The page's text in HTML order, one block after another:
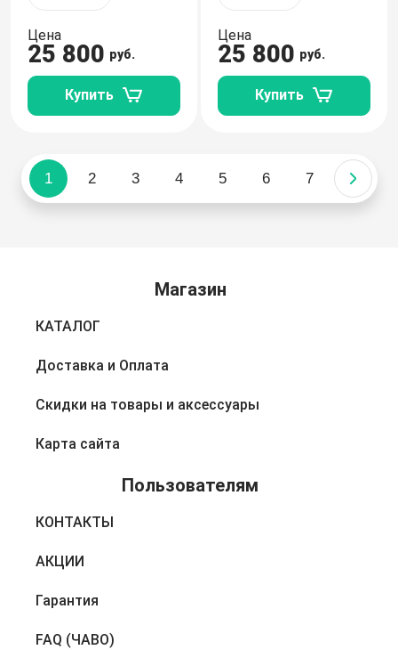
Цена
25 800 руб.
Купить
Цена
25 800 руб.
Купить
1 2 3 4 5 6 7
Магазин
КАТАЛОГ
Доставка и Оплата
Скидки на товары и аксессуары
Карта сайта
Пользователям
КОНТАКТЫ
АКЦИИ
Гарантия
FAQ (ЧАВО)